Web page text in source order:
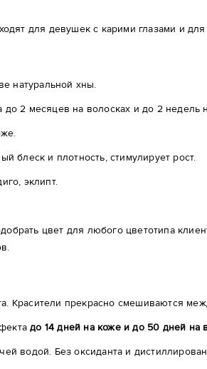
для девушек с карими глазами и
натуральной хны.
до 2 месяцев на волосках и до 2 недель
блеск и плотность, стимулирует рост.
эклипт.
цвет для любого цветотипа
Красители прекрасно смешиваются
до 14 дней на коже и до 50 дней на
водой. Без оксиданта и